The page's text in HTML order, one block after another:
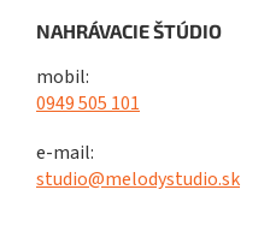
NAHRÁVACIE ŠTÚDIO
mobil:
0949 505 101
e-mail:
studio@melodystudio.sk